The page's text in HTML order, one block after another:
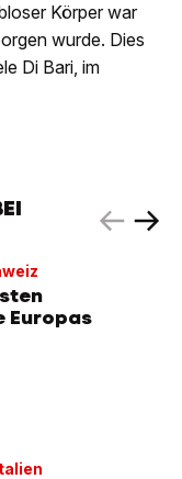
Körper war
wurde. Dies
Di Bari, im
Europas